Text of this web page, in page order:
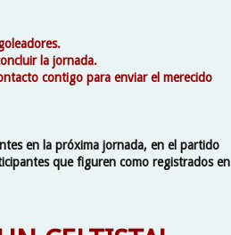
la jornada.
contigo para enviar el merecido
en la próxima jornada, en el partido
que figuren como registrados en